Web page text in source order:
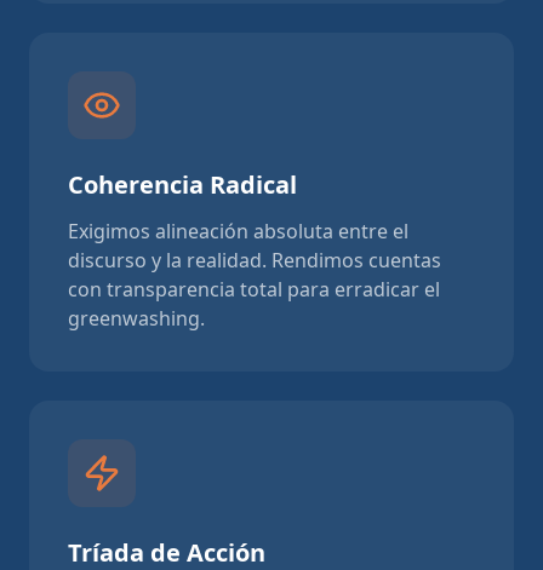
Coherencia Radical
Exigimos alineación absoluta entre el
discurso y la realidad. Rendimos cuentas
con transparencia total para erradicar el
greenwashing.
Tríada de Acción